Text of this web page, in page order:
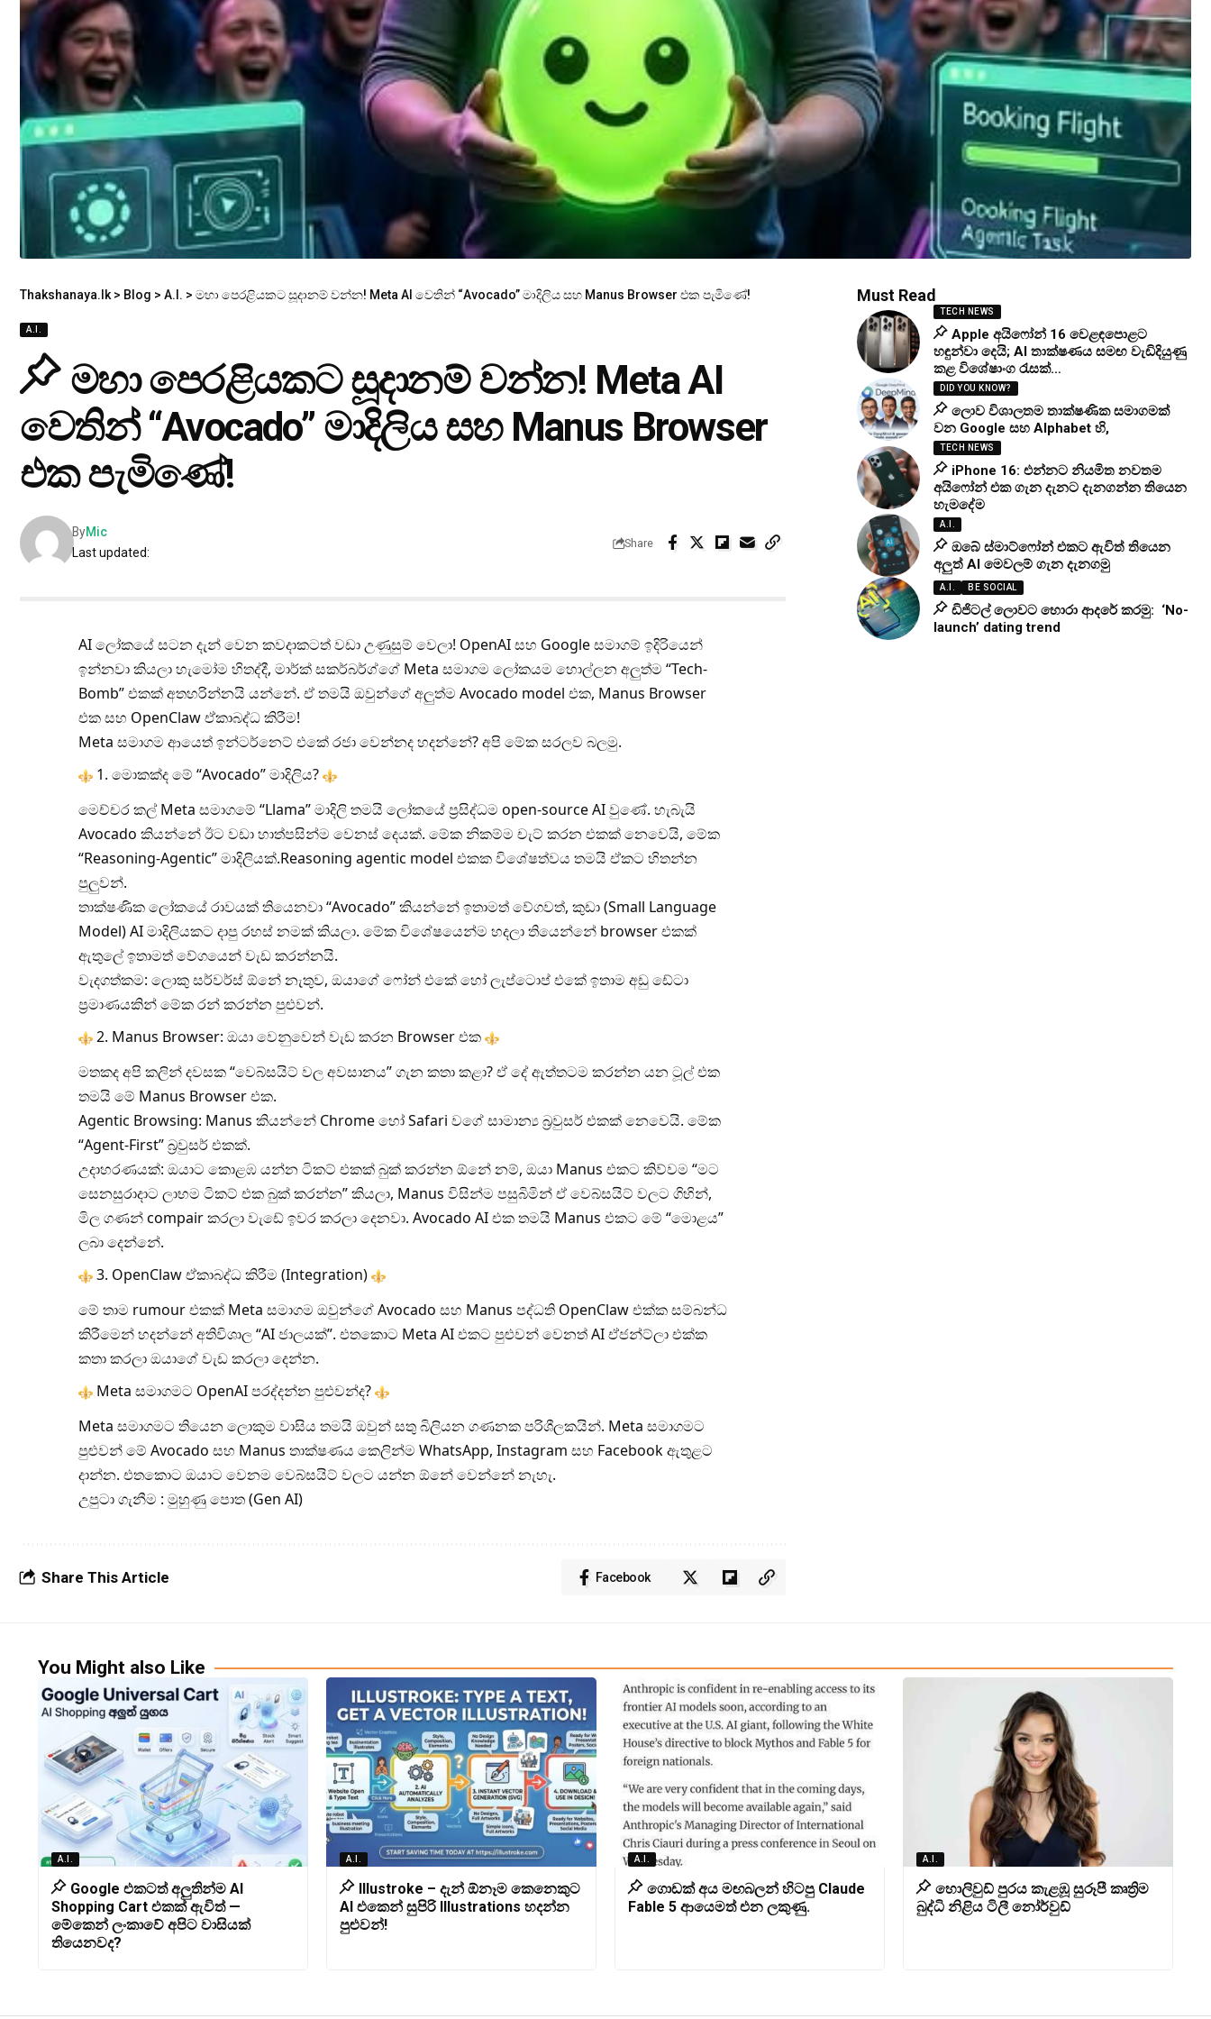
Thakshanaya.lk > Blog > A.I. > මහා පෙරළියකට සූදානම් වන්න! Meta AI වෙතින් “Avocado” මාදිලිය සහ Manus Browser එක පැමිණේ!
A.I.
මහා පෙරළියකට සූදානම් වන්න! Meta AI
වෙතින් “Avocado” මාදිලිය සහ Manus Browser
එක පැමිණේ!
Last updated:
ByMic
Share
AI ලෝකයේ සටන දැන් වෙන කවදාකටත් වඩා උණුසුම් වෙලා! OpenAI සහ Google සමාගම් ඉදිරියෙන්
ඉන්නවා කියලා හැමෝම හිතද්දී, මාර්ක් සකර්බර්ග්ගේ Meta සමාගම ලෝකයම හොල්ලන අලුත්ම “Tech-
Bomb” එකක් අතහරින්නයි යන්නේ. ඒ තමයි ඔවුන්ගේ අලුත්ම Avocado model එක, Manus Browser
එක සහ OpenClaw ඒකාබද්ධ කිරීම!
Meta සමාගම ආයෙත් ඉන්ටර්නෙට් එකේ රජා වෙන්නද හදන්නේ? අපි මේක සරලව බලමු.
1. මොකක්ද මේ “Avocado” මාදිලිය?
මෙච්චර කල් Meta සමාගමේ “Llama” මාදිලි තමයි ලෝකයේ ප්‍රසිද්ධම open-source AI වුණේ. හැබැයි
Avocado කියන්නේ ඊට වඩා හාත්පසින්ම වෙනස් දෙයක්. මේක නිකම්ම චැට් කරන එකක් නෙවෙයි, මේක
“Reasoning-Agentic” මාදිලියක්.Reasoning agentic model එකක විශේෂත්වය තමයි ඒකට හිතන්න
පුලුවන්.
තාක්ෂණික ලෝකයේ රාවයක් තියෙනවා “Avocado” කියන්නේ ඉතාමත් වේගවත්, කුඩා (Small Language
Model) AI මාදිලියකට දාපු රහස් නමක් කියලා. මේක විශේෂයෙන්ම හදලා තියෙන්නේ browser එකක්
ඇතුලේ ඉතාමත් වේගයෙන් වැඩ කරන්නයි.
වැදගත්කම: ලොකු සර්වර්ස් ඕනේ නැතුව, ඔයාගේ ෆෝන් එකේ හෝ ලැප්ටොප් එකේ ඉතාම අඩු ඩේටා
ප්‍රමාණයකින් මේක රන් කරන්න පුළුවන්.
2. Manus Browser: ඔයා වෙනුවෙන් වැඩ කරන Browser එක
මතකද අපි කලින් දවසක “වෙබ්සයිට් වල අවසානය” ගැන කතා කළා? ඒ දේ ඇත්තටම කරන්න යන ටූල් එක
තමයි මේ Manus Browser එක.
Agentic Browsing: Manus කියන්නේ Chrome හෝ Safari වගේ සාමාන්‍ය බ්‍රවුසර් එකක් නෙවෙයි. මේක
“Agent-First” බ්‍රවුසර් එකක්.
උදාහරණයක්: ඔයාට කොළඹ යන්න ටිකට් එකක් බුක් කරන්න ඕනේ නම්, ඔයා Manus එකට කිව්වම “මට
සෙනසුරාදාට ලාභම ටිකට් එක බුක් කරන්න” කියලා, Manus විසින්ම පසුබිමින් ඒ වෙබ්සයිට් වලට ගිහින්,
මිල ගණන් compair කරලා වැඩේ ඉවර කරලා දෙනවා. Avocado AI එක තමයි Manus එකට මේ “මොළය”
ලබා දෙන්නේ.
3. OpenClaw ඒකාබද්ධ කිරීම (Integration)
මේ තාම rumour එකක් Meta සමාගම ඔවුන්ගේ Avocado සහ Manus පද්ධති OpenClaw එක්ක සම්බන්ධ
කිරීමෙන් හදන්නේ අතිවිශාල “AI ජාලයක්”. එතකොට Meta AI එකට පුළුවන් වෙනත් AI ඒජන්ට්ලා එක්ක
කතා කරලා ඔයාගේ වැඩ කරලා දෙන්න.
Meta සමාගමට OpenAI පරද්දන්න පුළුවන්ද?
Meta සමාගමට තියෙන ලොකුම වාසිය තමයි ඔවුන් සතු බිලියන ගණනක පරිශීලකයින්. Meta සමාගමට
පුළුවන් මේ Avocado සහ Manus තාක්ෂණය කෙලින්ම WhatsApp, Instagram සහ Facebook ඇතුළට
දාන්න. එතකොට ඔයාට වෙනම වෙබ්සයිට් වලට යන්න ඕනේ වෙන්නේ නැහැ.
උපුටා ගැනීම : මුහුණු පොත (Gen AI)
Share This Article Facebook
Must Read
TECH NEWS
Apple අයිෆෝන් 16 වෙළඳපොළට
හඳුන්වා දෙයි; AI තාක්ෂණය සමඟ වැඩිදියුණු
කළ විශේෂාංග රැසක්…
DID YOU KNOW?
ලොව විශාලතම තාක්ෂණික සමාගමක්
වන Google සහ Alphabet හි,
TECH NEWS
iPhone 16: එන්නට නියමිත නවතම
අයිෆෝන් එක ගැන දැනට දැනගන්න තියෙන
හැමදේම
A.I.
ඔබේ ස්මාට්ෆෝන් එකට ඇවිත් තියෙන
අලුත් AI මෙවලම් ගැන දැනගමු
A.I. BE SOCIAL
ඩිජිටල් ලොවට හොරා ආදරේ කරමු: ‘No-
launch’ dating trend
You Might also Like
A.I.
Google එකටත් අලුතින්ම AI
Shopping Cart එකක් ඇවිත් —
මේකෙන් ලංකාවේ අපිට වාසියක්
තියෙනවද?
A.I.
Illustroke – දැන් ඕනෑම කෙනෙකුට
AI එකෙන් සුපිරි Illustrations හදන්න
පුළුවන්!
A.I.
ගොඩක් අය මඟබලන් හිටපු Claude
Fable 5 ආයෙමත් එන ලකුණු.
A.I.
හොලිවුඩ් පුරය කැළඹූ සුරූපී කෘත්‍රිම
බුද්ධි නිළිය ටිලී නෝර්වුඩ්